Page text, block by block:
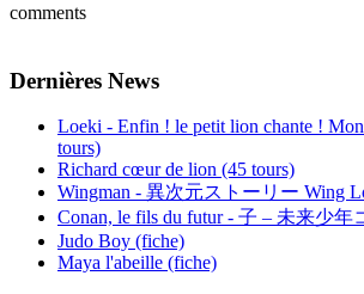
comments
Dernières News
Loeki - Enfin ! le petit lion chante !
tours)
Richard cœur de lion (45 tours)
Wingman - 異次元ストーリー Wing
Conan, le fils du futur - 子 – 未来少年
Judo Boy (fiche)
Maya l'abeille (fiche)